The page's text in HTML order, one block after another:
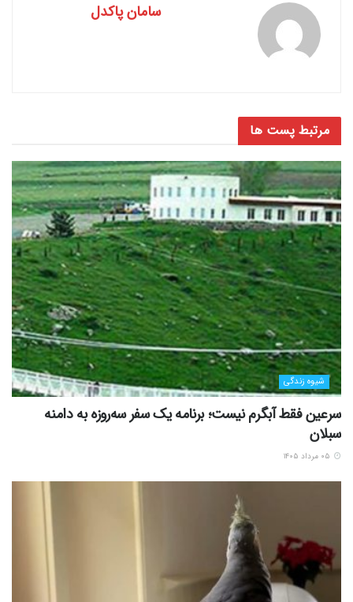
سامان پاکدل
مرتبط پست ها
شیوه زندگی
سرعین فقط آبگرم نیست؛ برنامه یک سفر سه‌روزه به دامنه
سبلان